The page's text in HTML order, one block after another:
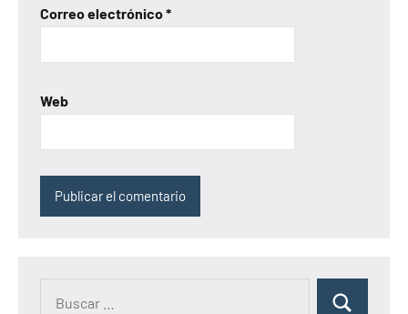
Correo electrónico*
Web